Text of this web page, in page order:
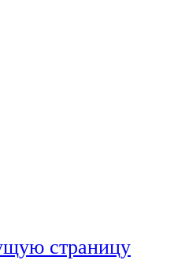
страницу